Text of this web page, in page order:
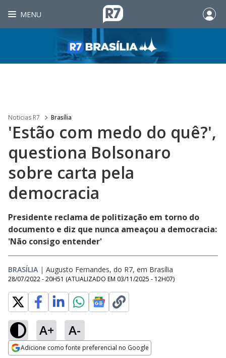
MENU
Noticias R7 Brasília
'Estão com medo do quê?',
questiona Bolsonaro
sobre carta pela
democracia
Presidente reclama de politização em torno do
documento e diz que nunca ameaçou a democracia:
'Não consigo entender'
BRASÍLIA | Augusto Fernandes, do R7, em Brasília
28/07/2022 - 20H51 (ATUALIZADO EM 03/11/2025 - 12H07)
A+ A-
Adicione como fonte preferencial no Google